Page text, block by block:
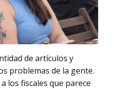
de artículos y
problemas de la gente.
los fiscales que parece